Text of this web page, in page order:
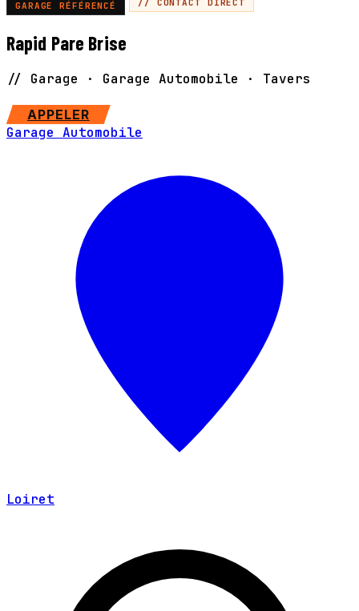
GARAGE RÉFÉRENCÉ // CONTACT DIRECT
Rapid Pare Brise
// Garage · Garage Automobile · Tavers
APPELER
Garage Automobile
Loiret